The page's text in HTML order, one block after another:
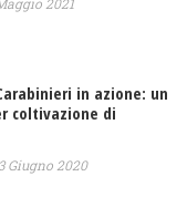
2021
in azione: un
coltivazione di
Giugno 2020